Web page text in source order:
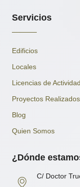
Servicios
Edificios
Locales
Licencias de Actividad
Proyectos Realizados
Blog
Quien Somos
¿Dónde
C/ Doctor